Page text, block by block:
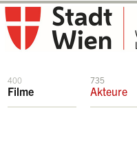
400
Filme
735
Akteure